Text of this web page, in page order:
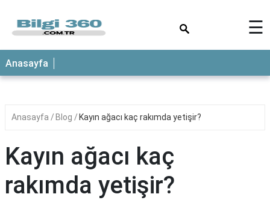
ANASAYFA
☰
Anasayfa
Anasayfa Blog Kayın ağacı kaç rakımda yetişir?
Kayın ağacı kaç
rakımda yetişir?